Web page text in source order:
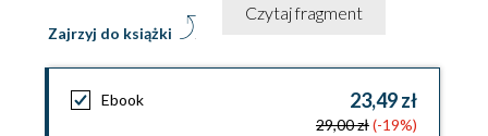
Zajrzyj do książki
Czytaj fragment
Ebook 23,49 zł
29,00 zł(-19%)